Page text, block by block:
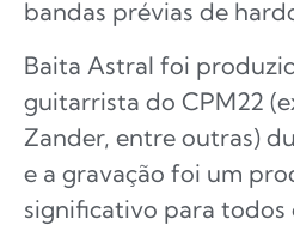
bandas prévias de
Baita Astral foi
guitarrista do CPM22
Zander, entre outras)
e a gravação foi um
significativo para todos